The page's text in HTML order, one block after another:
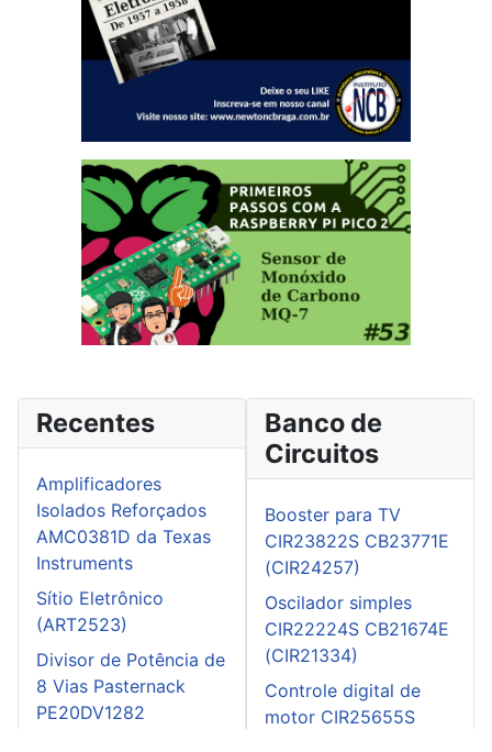
Recentes
Amplificadores
Isolados Reforçados
AMC0381D da Texas
Instruments
Sítio Eletrônico
(ART2523)
Divisor de Potência de
8 Vias Pasternack
PE20DV1282
Banco de
Circuitos
Booster para TV
CIR23822S CB23771E
(CIR24257)
Oscilador simples
CIR22224S CB21674E
(CIR21334)
Controle digital de
motor CIR25655S